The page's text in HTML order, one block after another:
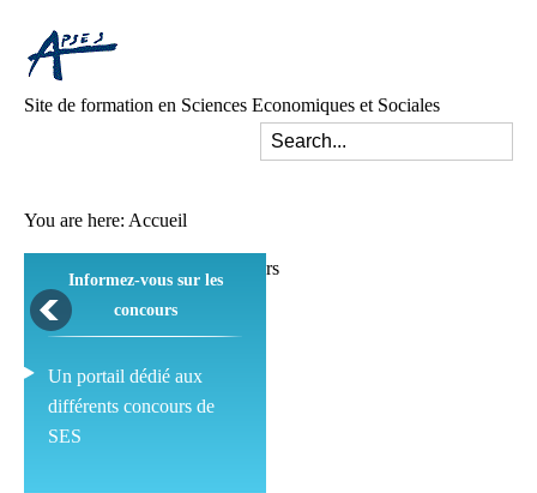
Site de formation en Sciences Economiques et Sociales
You are here: Accueil
Informez-vous sur les
concours
Un portail dédié aux
différents concours de
SES